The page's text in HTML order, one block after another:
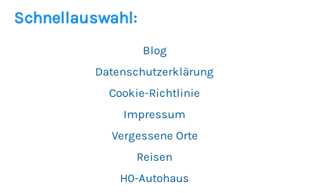
Schnellauswahl:
Blog
Datenschutzerklärung
Cookie-Richtlinie
Impressum
Vergessene Orte
Reisen
H0-Autohaus